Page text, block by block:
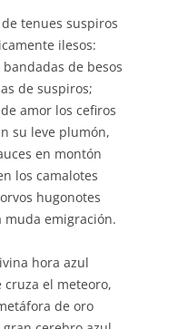
tenues suspiros
ilesos:
de besos
de suspiros;
amor los cefiros
su leve plumón,
en montón
los camalotes
hugonotes
muda emigración.
hora azul
cruza el meteoro,
de oro